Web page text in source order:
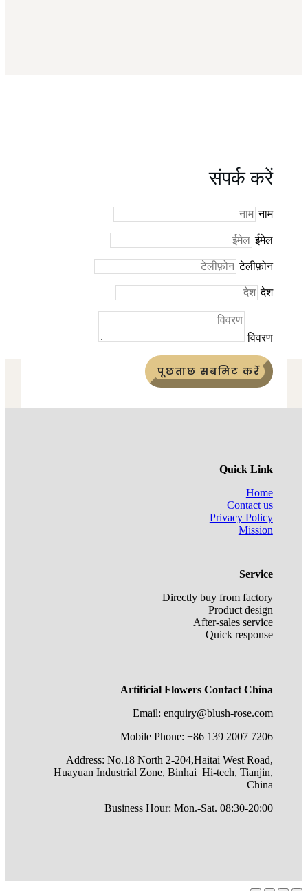
संपर्क करें
नाम
ईमेल
टेलीफ़ोन
देश
विवरण
पूछताछ सबमिट करें
Quick Link
Home
Contact us
Privacy Policy
Mission
Service
Directly buy from factory
Product design
After-sales service
Quick response
Artificial Flowers Contact China
Email: enquiry@blush-rose.com
Mobile Phone: +86 139 2007 7206
Address: No.18 North 2-204,Haitai West Road,
Huayuan Industrial Zone, Binhai Hi-tech, Tianjin,
China
Business Hour: Mon.-Sat. 08:30-20:00